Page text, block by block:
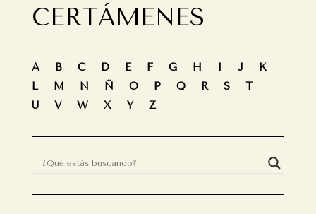
CERTÁMENES
A B C D E F G H I J K
L M N Ñ O P Q R S T
U V W X Y Z